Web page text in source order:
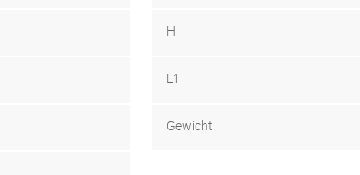
H
L1
Gewicht